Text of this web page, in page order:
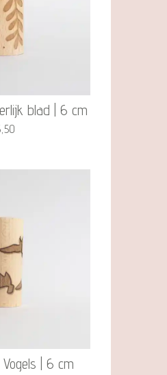
blad | 6 cm
| 6 cm